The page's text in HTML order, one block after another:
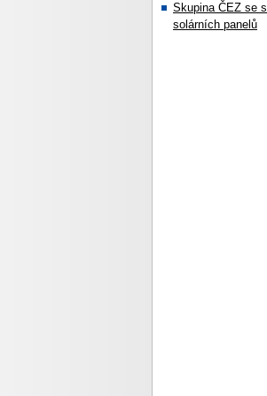
Skupina ČEZ se
solárních panelů